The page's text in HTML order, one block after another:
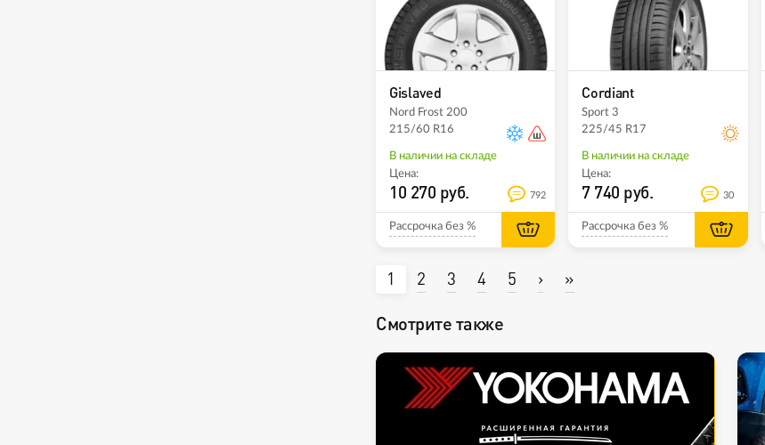
Gislaved
Nord Frost 200
215/60 R16
В наличии на складе
Цена:
10 270 руб. 792
Рассрочка без %
Cordiant
Sport 3
225/45 R17
В наличии на складе
Цена:
7 740 руб. 30
Рассрочка без %
1 2 3 4 5 › »
Смотрите также